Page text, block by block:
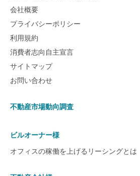
会社概要
プライバシーポリシー
利用規約
消費者志向自主宣言
サイトマップ
お問い合わせ
不動産市場動向調査
ビルオーナー様
オフィスの稼働を上げるリーシングとは